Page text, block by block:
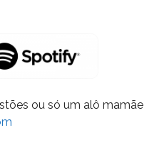
ou só um alô mamãe